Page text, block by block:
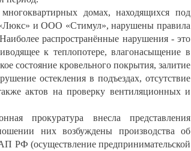
домах, находящихся под
и ООО «Стимул», нарушены правила
распространённые нарушения - это
к теплопотере, влагонасыщение в
состояние кровельного покрытия, залитие
остекления в подъездах, отсутствие
актов на проверку вентиляционных и
прокуратура внесла представления
них возбуждены производства об
РФ (осуществление предпринимательской